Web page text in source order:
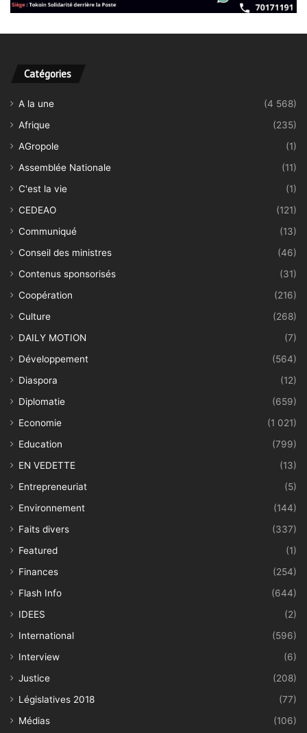
Catégories
A la une
(4 568)
Afrique
(235)
AGropole
(1)
Assemblée Nationale
(11)
C'est la vie
(1)
CEDEAO
(121)
Communiqué
(13)
Conseil des ministres
(46)
Contenus sponsorisés
(31)
Coopération
(216)
Culture
(268)
DAILY MOTION
(7)
Développement
(564)
Diaspora
(12)
Diplomatie
(659)
Economie
(1 021)
Education
(799)
EN VEDETTE
(13)
Entrepreneuriat
(5)
Environnement
(144)
Faits divers
(337)
Featured
(1)
Finances
(254)
Flash Info
(644)
IDEES
(2)
International
(596)
Interview
(6)
Justice
(208)
Législatives 2018
(77)
Médias
(106)